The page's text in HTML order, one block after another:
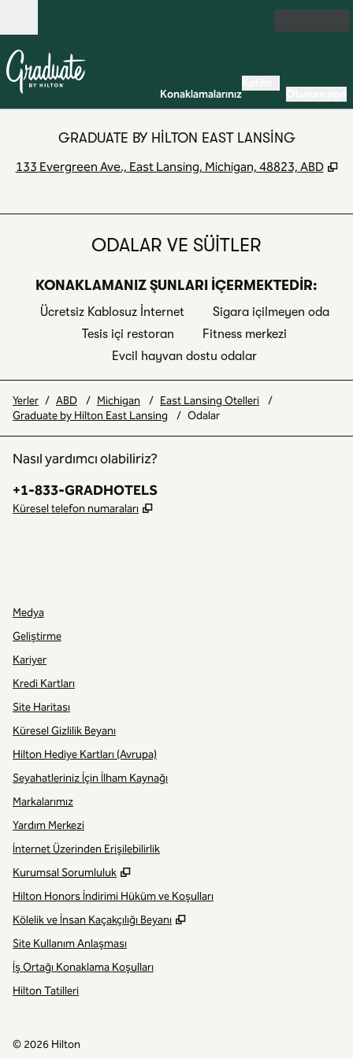
Açık
Konaklamalarınız
GRADUATE BY HILTON EAST LANSING
133 Evergreen Ave., East Lansing, Michigan, 48823, ABD ,
ODALAR VE SÜITLER
KONAKLAMANIZ ŞUNLARI IÇERMEKTEDIR:
Ücretsiz Kablosuz İnternet
Sigara içilmeyen oda
Tesis içi restoran
Fitness merkezi
Evcil hayvan dostu odalar
Yerler / ABD / Michigan / East Lansing Otelleri
/
Graduate by Hilton East Lansing
/ Odalar
Nasıl yardımcı olabiliriz?
Telefon:
+1-833-GRADHOTELS
Küresel telefon numaraları ,
Medya
Geliştirme
Kariyer
Kredi Kartları
Site Haritası
Küresel Gizlilik Beyanı
Hilton Hediye Kartları (Avrupa)
Seyahatleriniz İçin İlham Kaynağı
Markalarımız
Yardım Merkezi
İnternet Üzerinden Erişilebilirlik
Kurumsal Sorumluluk
,
Hilton Honors İndirimi Hüküm ve Koşulları
Kölelik ve İnsan Kaçakçılığı Beyanı
,
Site Kullanım Anlaşması
İş Ortağı Konaklama Koşulları
Hilton Tatilleri
© 2026 Hilton